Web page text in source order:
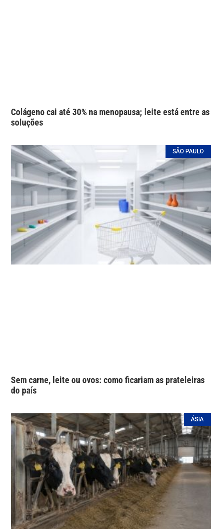
Colágeno cai até 30% na menopausa; leite está entre as
soluções
SÃO PAULO
Sem carne, leite ou ovos: como ficariam as prateleiras
do país
ÁSIA